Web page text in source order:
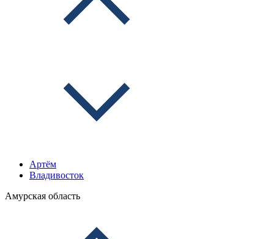
Артём
Владивосток
Амурская область